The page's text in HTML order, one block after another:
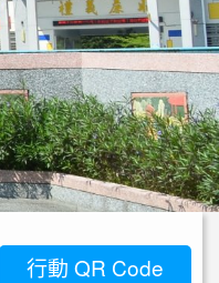
行動 QR Code